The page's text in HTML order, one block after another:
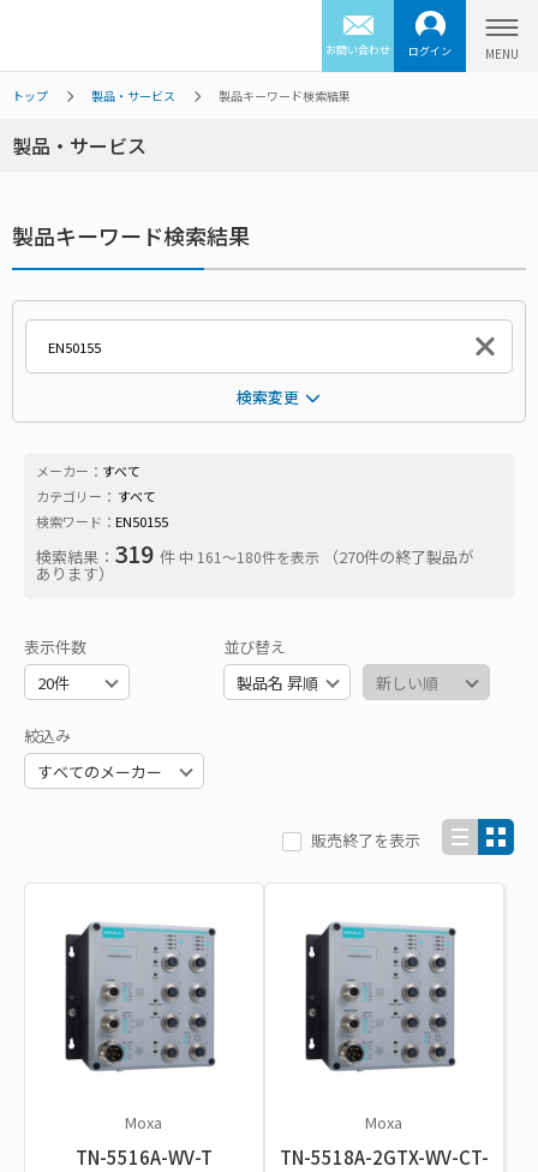
お問い合わせ ログイン
トップ 製品・サービス 製品キーワード検索結果
製品・サービス
製品キーワード検索結果
検索変更
メーカー： すべて
カテゴリー： すべて
検索ワード： EN50155
検索結果： 319 件 中 161〜180件を表示 （270件の終了製品が
あります）
表示件数 並び替え
絞込み
販売終了を表示
Moxa
TN-5516A-WV-T
Moxa
TN-5518A-2GTX-WV-CT-